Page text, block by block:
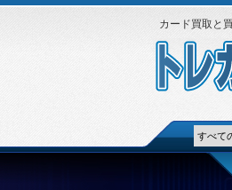
カード買取と